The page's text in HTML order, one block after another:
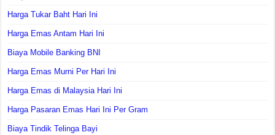
Harga Tukar Baht Hari Ini
Harga Emas Antam Hari Ini
Biaya Mobile Banking BNI
Harga Emas Murni Per Hari Ini
Harga Emas di Malaysia Hari Ini
Harga Pasaran Emas Hari Ini Per Gram
Biaya Tindik Telinga Bayi